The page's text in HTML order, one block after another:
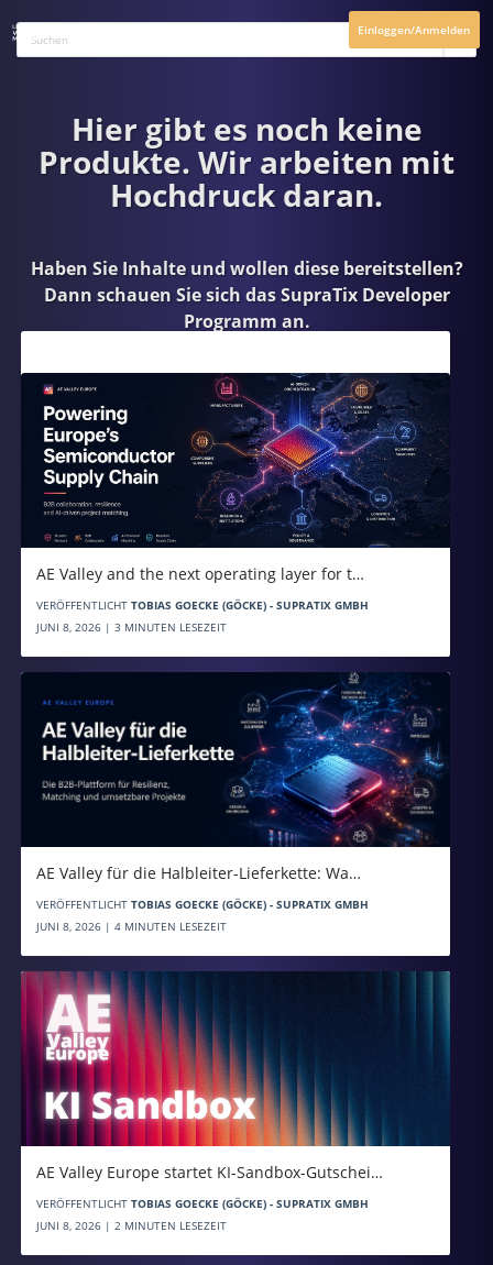
Einloggen/Anmelden
Hier gibt es noch keine
Produkte. Wir arbeiten mit
Hochdruck daran.
Haben Sie Inhalte und wollen diese bereitstellen?
Dann schauen Sie sich dasSupraTix Developer
Programman.
AE Valley and the next operating layer for t…
VERÖFFENTLICHT TOBIAS GOECKE (GÖCKE) - SUPRATIX GMBH
JUNI 8, 2026 | 3 MINUTEN LESEZEIT
AE Valley für die Halbleiter-Lieferkette: Wa…
VERÖFFENTLICHT TOBIAS GOECKE (GÖCKE) - SUPRATIX GMBH
JUNI 8, 2026 | 4 MINUTEN LESEZEIT
AE Valley Europe startet KI-Sandbox-Gutschei…
VERÖFFENTLICHT TOBIAS GOECKE (GÖCKE) - SUPRATIX GMBH
JUNI 8, 2026 | 2 MINUTEN LESEZEIT